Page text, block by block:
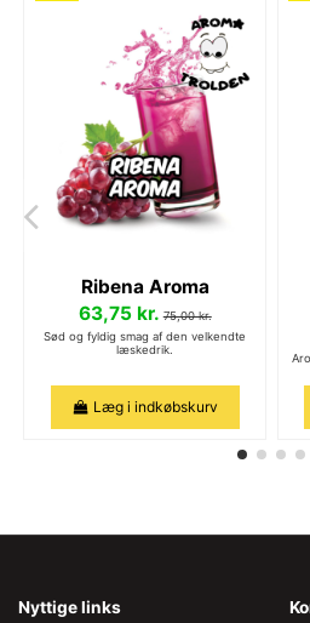
Ribena Aroma
63,75 kr.75,00 kr.
Sød og fyldig smag af den velkendte
læskedrik.
Læg i indkøbskurv
Nyttige links